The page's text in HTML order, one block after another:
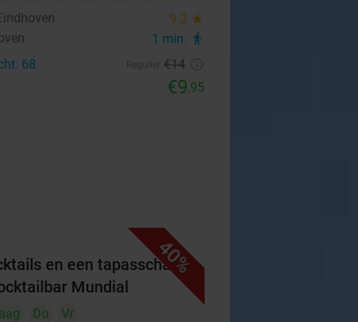
9.2 star
1 min. directions_walk
68 €14
€9,95
40%
en een tapasschaal
Mundial
Do
Vr